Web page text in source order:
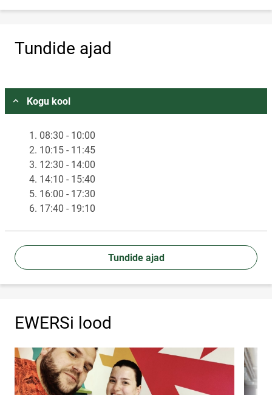
Tundide ajad
Kogu kool
1. 08:30 - 10:00
2. 10:15 - 11:45
3. 12:30 - 14:00
4. 14:10 - 15:40
5. 16:00 - 17:30
6. 17:40 - 19:10
Tundide ajad
EWERSi lood